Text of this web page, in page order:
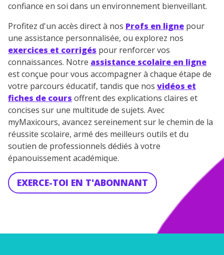
confiance en soi dans un environnement bienveillant.
Profitez d'un accès direct à nos Profs en ligne pour
une assistance personnalisée, ou explorez nos
exercices et corrigés pour renforcer vos
connaissances. Notre assistance scolaire en ligne
est conçue pour vous accompagner à chaque étape de
votre parcours éducatif, tandis que nos vidéos et
fiches de cours offrent des explications claires et
concises sur une multitude de sujets. Avec
myMaxicours, avancez sereinement sur le chemin de la
réussite scolaire, armé des meilleurs outils et du
soutien de professionnels dédiés à votre
épanouissement académique.
EXERCE-TOI EN T'ABONNANT